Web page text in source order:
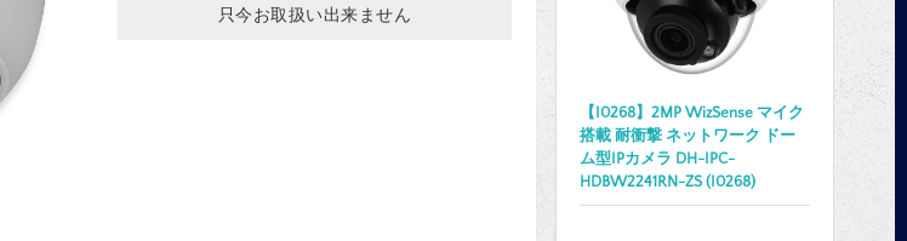
只今お取扱い出来ません
【I0268】2MP WizSense マイク
搭載 耐衝撃 ネットワーク ドー
ム型IPカメラ DH-IPC-
HDBW2241RN-ZS (I0268)